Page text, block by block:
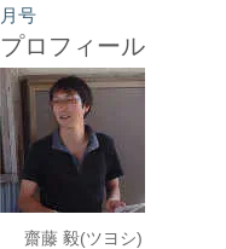
プロフィール
齋藤 毅(ツヨシ)